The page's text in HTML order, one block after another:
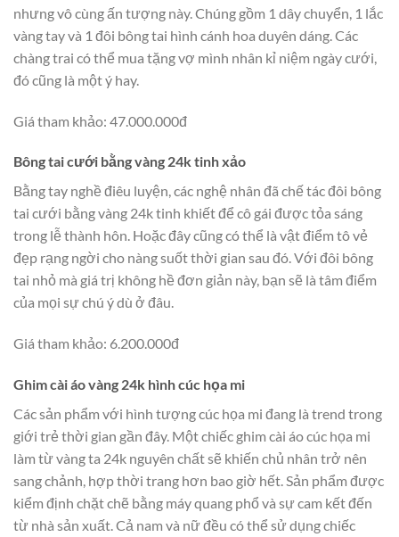
nhưng vô cùng ấn tượng này. Chúng gồm 1 dây chuyển, 1 lắc
vàng tay và 1 đôi bông tai hình cánh hoa duyên dáng. Các
chàng trai có thể mua tặng vợ mình nhân kỉ niệm ngày cưới,
đó cũng là một ý hay.
Giá tham khảo: 47.000.000đ
Bông tai cưới bằng vàng 24k tinh xảo
Bằng tay nghề điêu luyện, các nghệ nhân đã chế tác đôi bông
tai cưới bằng vàng 24k tinh khiết để cô gái được tỏa sáng
trong lễ thành hôn. Hoặc đây cũng có thể là vật điểm tô vẻ
đẹp rạng ngời cho nàng suốt thời gian sau đó. Với đôi bông
tai nhỏ mà giá trị không hề đơn giản này, bạn sẽ là tâm điểm
của mọi sự chú ý dù ở đâu.
Giá tham khảo: 6.200.000đ
Ghim cài áo vàng 24k hình cúc họa mi
Các sản phẩm với hình tượng cúc họa mi đang là trend trong
giới trẻ thời gian gần đây. Một chiếc ghim cài áo cúc họa mi
làm từ vàng ta 24k nguyên chất sẽ khiến chủ nhân trở nên
sang chảnh, hợp thời trang hơn bao giờ hết. Sản phẩm được
kiểm định chặt chẽ bằng máy quang phổ và sự cam kết đến
từ nhà sản xuất. Cả nam và nữ đều có thể sử dụng chiếc